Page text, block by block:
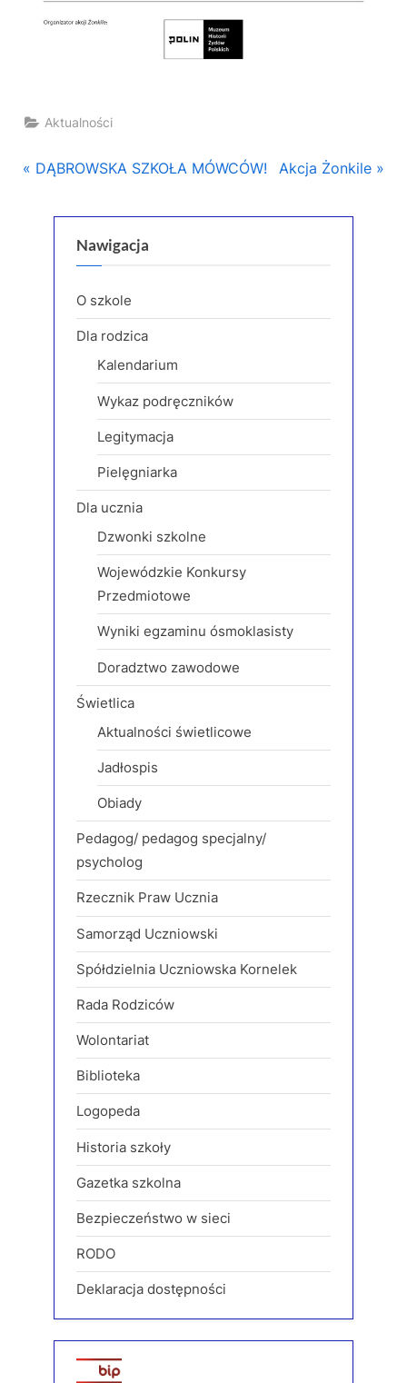
Aktualności
Nawigacja
wpisu
P
DĄBROWSKA SZKOŁA MÓWCÓW!
N
x
s
Akcja Żonkile
Nawigacja
O szkole
Dla rodzica
Kalendarium
Wykaz podręczników
Legitymacja
Pielęgniarka
Dla ucznia
Dzwonki szkolne
Wojewódzkie Konkursy
Przedmiotowe
Wyniki egzaminu ósmoklasisty
Doradztwo zawodowe
Świetlica
Aktualności świetlicowe
Jadłospis
Obiady
Pedagog/ pedagog specjalny/
psycholog
Rzecznik Praw Ucznia
Samorząd Uczniowski
Spółdzielnia Uczniowska Kornelek
Rada Rodziców
Wolontariat
Biblioteka
Logopeda
Historia szkoły
Gazetka szkolna
Bezpieczeństwo w sieci
RODO
Deklaracja dostępności